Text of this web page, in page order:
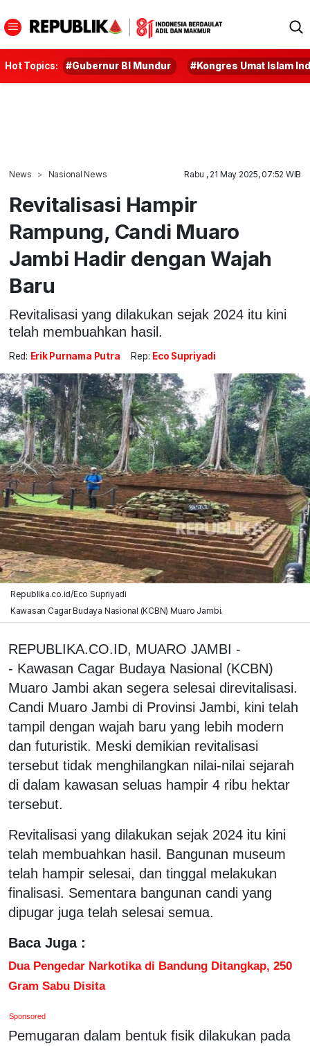
Hot Topics: #Gubernur BI Mundur #Kongres Umat Islam
News Nasional News Rabu , 21 May 2025, 07:52 WIB
Revitalisasi Hampir
Rampung, Candi Muaro
Jambi Hadir dengan Wajah
Baru
Revitalisasi yang dilakukan sejak 2024 itu kini
telah membuahkan hasil.
Red: Erik Purnama Putra Rep: Eco Supriyadi
Republika.co.id/Eco Supriyadi
Kawasan Cagar Budaya Nasional (KCBN) Muaro Jambi.
REPUBLIKA.CO.ID, MUARO JAMBI -
- Kawasan Cagar Budaya Nasional (KCBN)
Muaro Jambi akan segera selesai direvitalisasi.
Candi Muaro Jambi di Provinsi Jambi, kini telah
tampil dengan wajah baru yang lebih modern
dan futuristik. Meski demikian revitalisasi
tersebut tidak menghilangkan nilai-nilai sejarah
di dalam kawasan seluas hampir 4 ribu hektar
tersebut.
Revitalisasi yang dilakukan sejak 2024 itu kini
telah membuahkan hasil. Bangunan museum
telah hampir selesai, dan tinggal melakukan
finalisasi. Sementara bangunan candi yang
dipugar juga telah selesai semua.
Baca Juga :
Dua Pengedar Narkotika di Bandung Ditangkap, 250
Gram Sabu Disita
Sponsored
Pemugaran dalam bentuk fisik dilakukan pada